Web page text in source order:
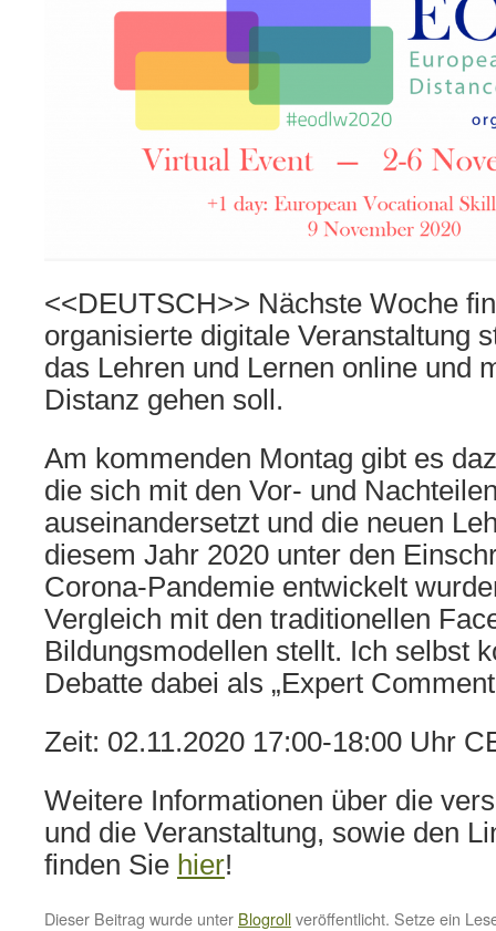
<<DEUTSCH>> Nächste Woche
organisierte digitale Veranstaltung
das Lehren und Lernen online und
Distanz gehen soll.
Am kommenden Montag gibt es
die sich mit den Vor- und
auseinandersetzt und die neuen
diesem Jahr 2020 unter den
Corona-Pandemie entwickelt
Vergleich mit den traditionellen
Bildungsmodellen stellt. Ich selbst
Debatte dabei als „Expert
Zeit: 02.11.2020 17:00-18:00 Uhr
Weitere Informationen über die
und die Veranstaltung, sowie den
finden Sie hier!
Dieser Beitrag wurde unter Blogrollveröffentlicht. Setze ein